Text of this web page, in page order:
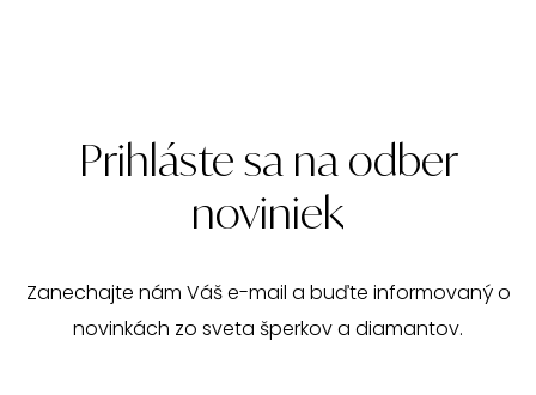
Prihláste sa na odber
noviniek
Zanechajte nám Váš e-mail a buďte informovaný o
novinkách zo sveta šperkov a diamantov.